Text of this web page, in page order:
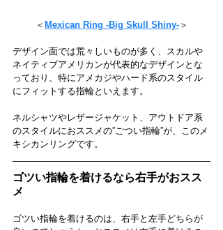
＜ Mexican Ring -Big Skull Shiny-＞
デザイン面では荒々しいものが多く、スカルや
ネイティブアメリカンが代表的なデザインとな
っており、特にアメカジやハード系のスタイル
にフィットする指輪といえます。
ネルシャツやレザージャケット、アウトドア系
のスタイルにおススメの”ごつい指輪”が、このメ
キシカンリングです。
ゴツい指輪を着けるなら右手がおスス
メ
ゴツい指輪を着けるのは、右手と左手どちらが